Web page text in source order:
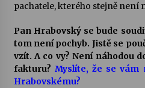
pachatele, kterého stejně není
Pan Hrabovský se bude
tom není pochyb. Jistě se
vzít. A co vy? Není náhodou
fakturu? Myslíte, že se vám
Hrabovskému?